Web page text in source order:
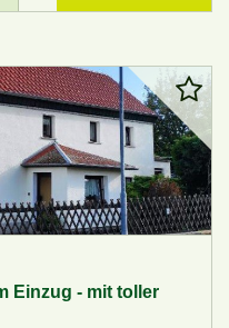
Einzug - mit toller